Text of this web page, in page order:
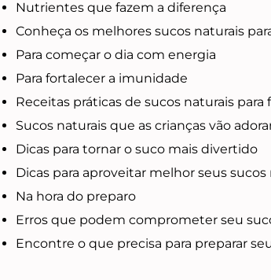
Nutrientes que fazem a diferença
Conheça os melhores sucos naturais
Para começar o dia com energia
Para fortalecer a imunidade
Receitas práticas de sucos naturais para
Sucos naturais que as crianças vão
Dicas para tornar o suco mais divertido
Dicas para aproveitar melhor seus sucos
Na hora do preparo
Erros que podem comprometer seu
Encontre o que precisa para preparar